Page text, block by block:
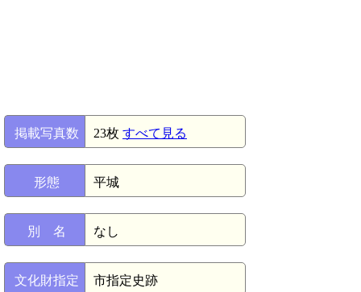
掲載写真数 23枚 すべて見る
形態 平城
別 名 なし
文化財指定 市指定史跡